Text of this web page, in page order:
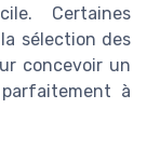
Certaines
sélection des
concevoir un
à